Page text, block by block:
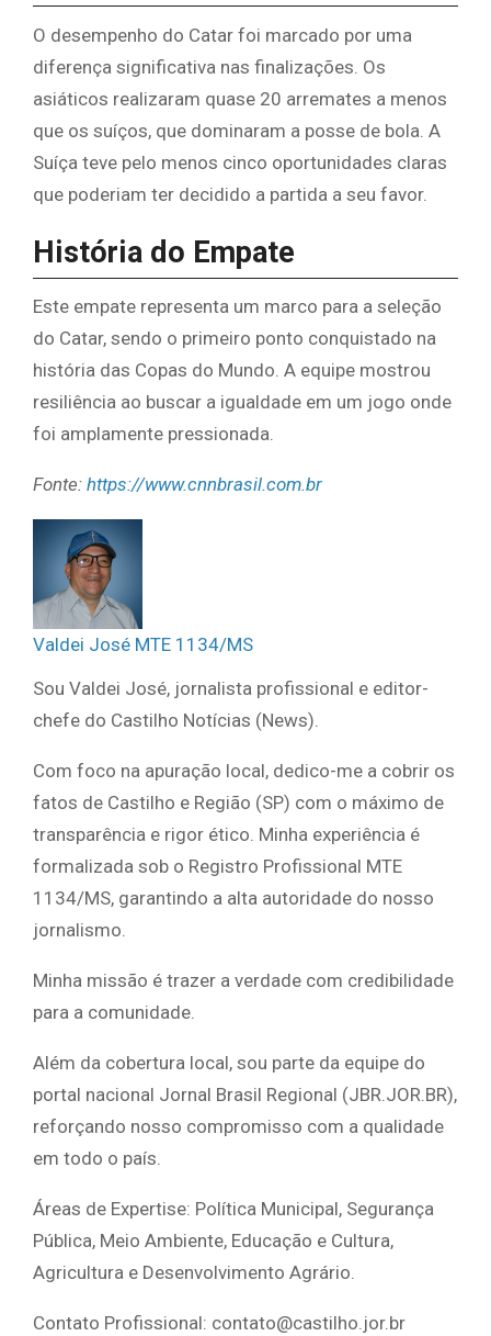
O desempenho do Catar foi marcado por uma
diferença significativa nas finalizações. Os
asiáticos realizaram quase 20 arremates a menos
que os suíços, que dominaram a posse de bola. A
Suíça teve pelo menos cinco oportunidades claras
que poderiam ter decidido a partida a seu favor.
História do Empate
Este empate representa um marco para a seleção
do Catar, sendo o primeiro ponto conquistado na
história das Copas do Mundo. A equipe mostrou
resiliência ao buscar a igualdade em um jogo onde
foi amplamente pressionada.
Fonte: https://www.cnnbrasil.com.br
Valdei José MTE 1134/MS
Sou Valdei José, jornalista profissional e editor-
chefe do Castilho Notícias (News).
Com foco na apuração local, dedico-me a cobrir os
fatos de Castilho e Região (SP) com o máximo de
transparência e rigor ético. Minha experiência é
formalizada sob o Registro Profissional MTE
1134/MS, garantindo a alta autoridade do nosso
jornalismo.
Minha missão é trazer a verdade com credibilidade
para a comunidade.
Além da cobertura local, sou parte da equipe do
portal nacional Jornal Brasil Regional (JBR.JOR.BR),
reforçando nosso compromisso com a qualidade
em todo o país.
Áreas de Expertise: Política Municipal, Segurança
Pública, Meio Ambiente, Educação e Cultura,
Agricultura e Desenvolvimento Agrário.
Contato Profissional: contato@castilho.jor.br